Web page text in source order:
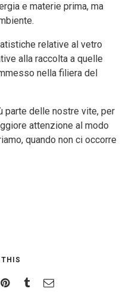
e materie prima, ma
relative al vetro
alla raccolta a quelle
nella filiera del
parte delle nostre vite, per
attenzione al modo
quando non ci occorre